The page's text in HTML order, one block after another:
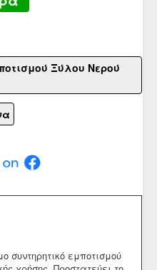
Ξύλου Νερού
συντηρητικό εμποτισμού